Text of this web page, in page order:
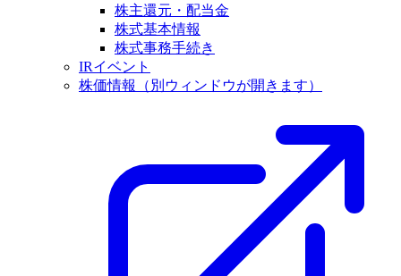
株主還元・配当金
株式基本情報
株式事務手続き
IRイベント
株価情報
（別ウィンドウが開きます）